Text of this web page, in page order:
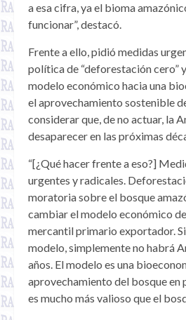
a esa cifra, ya el bioma
funcionar”, destacó.
Frente a ello, pidió medidas
política de “deforestación cero”
modelo económico hacia una
el aprovechamiento sostenible
considerar que, de no actuar, la
desaparecer en las próximas
“[¿Qué hacer frente a eso?]
urgentes y radicales.
moratoria sobre el bosque
cambiar el modelo económico
mercantil primario exportador.
modelo, simplemente no habrá
años. El modelo es una
aprovechamiento del bosque en
es mucho más valioso que el